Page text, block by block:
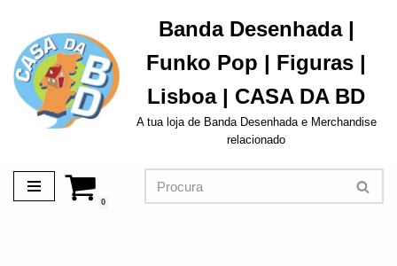
Avançar
para
o
conteúdo
Banda Desenhada |
Funko Pop | Figuras |
Lisboa | CASA DA BD
A tua loja de Banda Desenhada e Merchandise
relacionado
0